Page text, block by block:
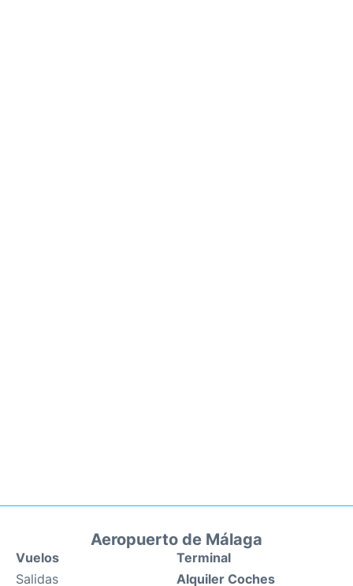
Aeropuerto de Málaga
Vuelos
Salidas
Terminal
Alquiler Coches